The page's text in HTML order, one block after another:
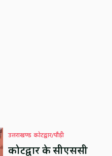
उत्तराखण्ड कोटद्वार/पौड़ी
कोटद्वार के सीएससी